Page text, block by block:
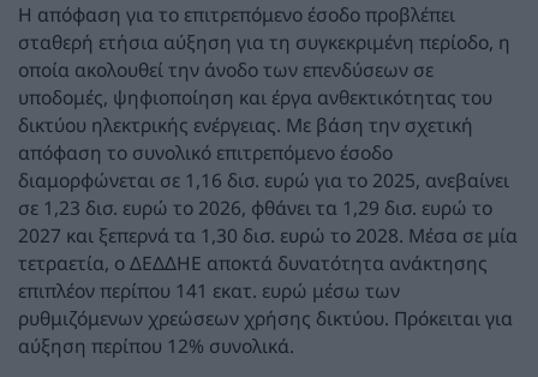
Η απόφαση για το επιτρεπόμενο έσοδο προβλέπει
σταθερή ετήσια αύξηση για τη συγκεκριμένη περίοδο, η
οποία ακολουθεί την άνοδο των επενδύσεων σε
υποδομές, ψηφιοποίηση και έργα ανθεκτικότητας του
δικτύου ηλεκτρικής ενέργειας. Με βάση την σχετική
απόφαση το συνολικό επιτρεπόμενο έσοδο
διαμορφώνεται σε 1,16 δισ. ευρώ για το 2025, ανεβαίνει
σε 1,23 δισ. ευρώ το 2026, φθάνει τα 1,29 δισ. ευρώ το
2027 και ξεπερνά τα 1,30 δισ. ευρώ το 2028. Μέσα σε μία
τετραετία, ο ΔΕΔΔΗΕ αποκτά δυνατότητα ανάκτησης
επιπλέον περίπου 141 εκατ. ευρώ μέσω των
ρυθμιζόμενων χρεώσεων χρήσης δικτύου. Πρόκειται για
αύξηση περίπου 12% συνολικά.